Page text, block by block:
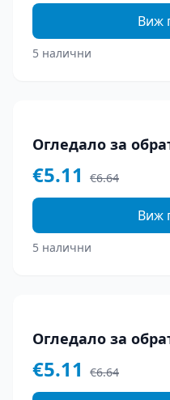
Виж
5 налични
Огледало за
€5.11 €6.64
Виж
5 налични
Огледало за
€5.11 €6.64